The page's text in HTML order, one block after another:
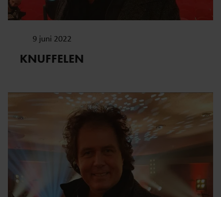
9 juni 2022
KNUFFELEN